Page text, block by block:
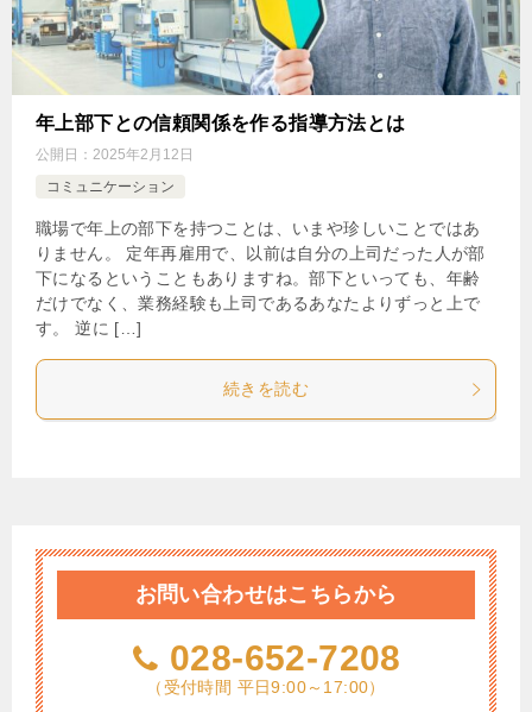
年上部下との信頼関係を作る指導方法とは
公開日： 2025年2月12日
コミュニケーション
職場で年上の部下を持つことは、いまや珍しいことではあ
りません。 定年再雇用で、以前は自分の上司だった人が部
下になるということもありますね。部下といっても、年齢
だけでなく、業務経験も上司であるあなたよりずっと上で
す。 逆に […]
続きを読む
お問い合わせはこちらから
028-652-7208
（受付時間 平日9:00～17:00）